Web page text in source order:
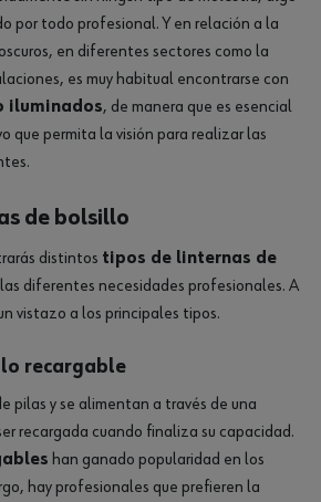
por todo profesional. Y en relación a la
en diferentes sectores como la
es muy habitual encontrarse con
iluminados, de manera que es esencial
que permita la visión para realizar las
de bolsillo
distintos tipos de linternas de
diferentes necesidades profesionales. A
vistazo a los principales tipos.
recargable
pilas y se alimentan a través de una
recargada cuando finaliza su capacidad.
han ganado popularidad en los
hay profesionales que prefieren la